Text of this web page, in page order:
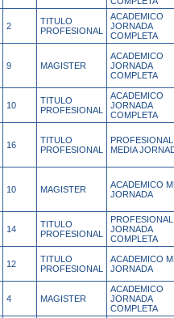
2
TITULO
PROFESIONAL
ACADEMICO
JORNADA
COMPLETA
9 MAGISTER
ACADEMICO
JORNADA
COMPLETA
10
TITULO
PROFESIONAL
ACADEMICO
JORNADA
COMPLETA
16
TITULO
PROFESIONAL
PROFESIONAL
MEDIA
10 MAGISTER
ACADEMICO
JORNADA
14
TITULO
PROFESIONAL
PROFESIONAL
JORNADA
COMPLETA
12
TITULO
PROFESIONAL
ACADEMICO
JORNADA
4 MAGISTER
ACADEMICO
JORNADA
COMPLETA